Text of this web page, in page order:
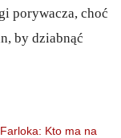
porywacza, choć
by dziabnąć
Kto ma na